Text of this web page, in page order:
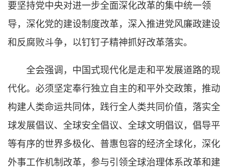
要坚持党中央对进一步全面深化改革的集中统一领
导，深化党的建设制度改革，深入推进党风廉政建设
和反腐败斗争，以钉钉子精神抓好改革落实。
全会强调，中国式现代化是走和平发展道路的现
代化。必须坚定奉行独立自主的和平外交政策，推动
构建人类命运共同体，践行全人类共同价值，落实全
球发展倡议、全球安全倡议、全球文明倡议，倡导平
等有序的世界多极化、普惠包容的经济全球化，深化
外事工作机制改革，参与引领全球治理体系改革和建